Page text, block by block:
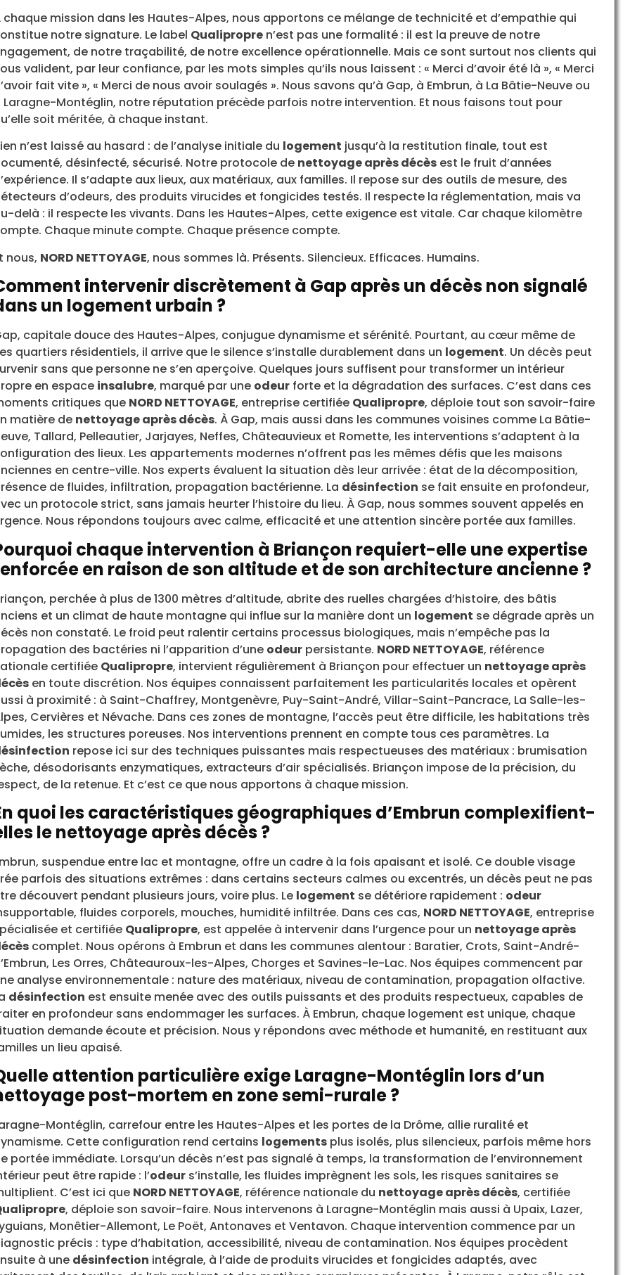
chaque mission dans les Hautes-Alpes, nous apportons ce mélange de technicité et d’empathie qui
notre signature. Le label Qualipropre n’est pas une formalité : il est la preuve de notre
de notre traçabilité, de notre excellence opérationnelle. Mais ce sont surtout nos clients qui
valident, par leur confiance, par les mots simples qu’ils nous laissent : « Merci d’avoir été là », « Merci
fait vite », « Merci de nous avoir soulagés ». Nous savons qu’à Gap, à Embrun, à La Bâtie-Neuve ou
Laragne-Montéglin, notre réputation précède parfois notre intervention. Et nous faisons tout pour
soit méritée, à chaque instant.
n’est laissé au hasard : de l’analyse initiale du logement jusqu’à la restitution finale, tout est
désinfecté, sécurisé. Notre protocole de nettoyage après décès est le fruit d’années
Il s’adapte aux lieux, aux matériaux, aux familles. Il repose sur des outils de mesure, des
d’odeurs, des produits virucides et fongicides testés. Il respecte la réglementation, mais va
delà : il respecte les vivants. Dans les Hautes-Alpes, cette exigence est vitale. Car chaque kilomètre
Chaque minute compte. Chaque présence compte.
nous, NORD NETTOYAGE, nous sommes là. Présents. Silencieux. Efficaces. Humains.
intervenir discrètement à Gap après un décès non signalé
un logement urbain ?
capitale douce des Hautes-Alpes, conjugue dynamisme et sérénité. Pourtant, au cœur même de
quartiers résidentiels, il arrive que le silence s’installe durablement dans un logement. Un décès peut
sans que personne ne s’en aperçoive. Quelques jours suffisent pour transformer un intérieur
en espace insalubre, marqué par une odeur forte et la dégradation des surfaces. C’est dans ces
critiques que NORD NETTOYAGE, entreprise certifiée Qualipropre, déploie tout son savoir-faire
matière de nettoyage après décès. À Gap, mais aussi dans les communes voisines comme La Bâtie-
Tallard, Pelleautier, Jarjayes, Neffes, Châteauvieux et Romette, les interventions s’adaptent à la
des lieux. Les appartements modernes n’offrent pas les mêmes défis que les maisons
en centre-ville. Nos experts évaluent la situation dès leur arrivée : état de la décomposition,
de fluides, infiltration, propagation bactérienne. La désinfection se fait ensuite en profondeur,
un protocole strict, sans jamais heurter l’histoire du lieu. À Gap, nous sommes souvent appelés en
Nous répondons toujours avec calme, efficacité et une attention sincère portée aux familles.
chaque intervention à Briançon requiert-elle une expertise
en raison de son altitude et de son architecture ancienne ?
perchée à plus de 1300 mètres d’altitude, abrite des ruelles chargées d’histoire, des bâtis
et un climat de haute montagne qui influe sur la manière dont un logement se dégrade après un
non constaté. Le froid peut ralentir certains processus biologiques, mais n’empêche pas la
des bactéries ni l’apparition d’une odeur persistante. NORD NETTOYAGE, référence
certifiée Qualipropre, intervient régulièrement à Briançon pour effectuer un nettoyage après
en toute discrétion. Nos équipes connaissent parfaitement les particularités locales et opèrent
à proximité : à Saint-Chaffrey, Montgenèvre, Puy-Saint-André, Villar-Saint-Pancrace, La Salle-les-
Cervières et Névache. Dans ces zones de montagne, l’accès peut être difficile, les habitations très
les structures poreuses. Nos interventions prennent en compte tous ces paramètres. La
repose ici sur des techniques puissantes mais respectueuses des matériaux : brumisation
désodorisants enzymatiques, extracteurs d’air spécialisés. Briançon impose de la précision, du
de la retenue. Et c’est ce que nous apportons à chaque mission.
quoi les caractéristiques géographiques d’Embrun complexifient-
le nettoyage après décès ?
suspendue entre lac et montagne, offre un cadre à la fois apaisant et isolé. Ce double visage
parfois des situations extrêmes : dans certains secteurs calmes ou excentrés, un décès peut ne pas
découvert pendant plusieurs jours, voire plus. Le logement se détériore rapidement : odeur
fluides corporels, mouches, humidité infiltrée. Dans ces cas, NORD NETTOYAGE, entreprise
et certifiée Qualipropre, est appelée à intervenir dans l’urgence pour un nettoyage après
complet. Nous opérons à Embrun et dans les communes alentour : Baratier, Crots, Saint-André-
Les Orres, Châteauroux-les-Alpes, Chorges et Savines-le-Lac. Nos équipes commencent par
analyse environnementale : nature des matériaux, niveau de contamination, propagation olfactive.
désinfection est ensuite menée avec des outils puissants et des produits respectueux, capables de
en profondeur sans endommager les surfaces. À Embrun, chaque logement est unique, chaque
demande écoute et précision. Nous y répondons avec méthode et humanité, en restituant aux
un lieu apaisé.
attention particulière exige Laragne-Montéglin lors d’un
post-mortem en zone semi-rurale ?
Montéglin, carrefour entre les Hautes-Alpes et les portes de la Drôme, allie ruralité et
Cette configuration rend certains logements plus isolés, plus silencieux, parfois même hors
portée immédiate. Lorsqu’un décès n’est pas signalé à temps, la transformation de l’environnement
peut être rapide : l’odeur s’installe, les fluides imprègnent les sols, les risques sanitaires se
C’est ici que NORD NETTOYAGE, référence nationale du nettoyage après décès, certifiée
, déploie son savoir-faire. Nous intervenons à Laragne-Montéglin mais aussi à Upaix, Lazer,
Monêtier-Allemont, Le Poët, Antonaves et Ventavon. Chaque intervention commence par un
précis : type d’habitation, accessibilité, niveau de contamination. Nos équipes procèdent
à une désinfection intégrale, à l’aide de produits virucides et fongicides adaptés, avec